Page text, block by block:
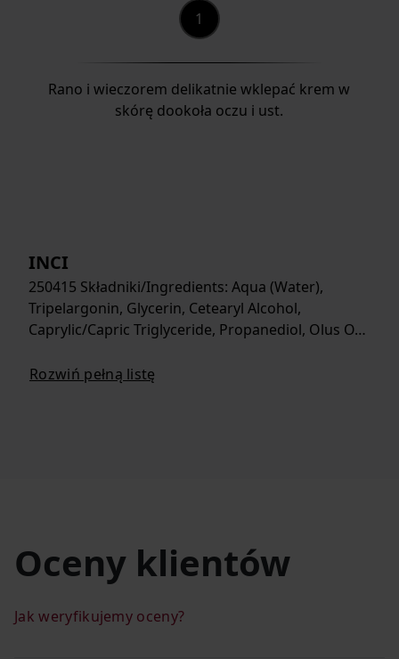
Rano i wieczorem delikatnie wklepać krem w
skórę dookoła oczu i ust.
INCI
250415 Składniki/Ingredients: Aqua (Water),
Tripelargonin, Glycerin, Cetearyl Alcohol,
Caprylic/Capric Triglyceride, Propanediol, Olus O…
Rozwiń pełną listę
Oceny klientów
Jak weryfikujemy oceny?